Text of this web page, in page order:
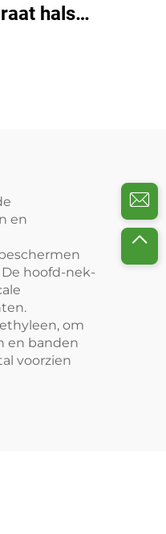
hals
en
hoofd-nek-
om
en banden
voorzien